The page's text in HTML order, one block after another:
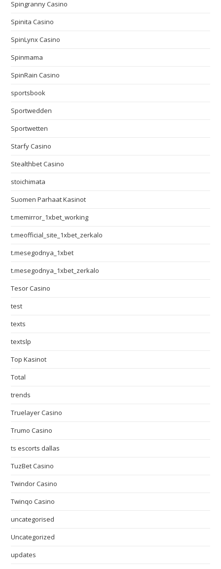
Spingranny Casino
Spinita Casino
SpinLynx Casino
Spinmama
SpinRain Casino
sportsbook
Sportwedden
Sportwetten
Starfy Casino
Stealthbet Casino
stoichimata
Suomen Parhaat Kasinot
t.memirror_1xbet_working
t.meofficial_site_1xbet_zerkalo
t.mesegodnya_1xbet
t.mesegodnya_1xbet_zerkalo
Tesor Casino
test
texts
textslp
Top Kasinot
Total
trends
Truelayer Casino
Trumo Casino
ts escorts dallas
TuzBet Casino
Twindor Casino
Twinqo Casino
uncategorised
Uncategorized
updates